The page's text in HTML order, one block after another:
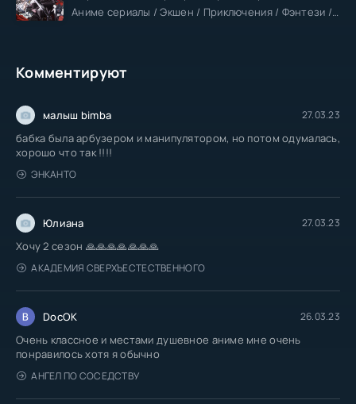
мире
Аниме сериалы / Экшен / Приключения / Фэнтези / Анонсы
Комментируют
малыш bimba 27.03.23
бабка была арбузером и манипулятором, но потом одумалась,
хорошо что так !!!!
ЭНКАНТО
Юлиана 27.03.23
Хочу 2 сезон 🙏🙏🙏🙏🙏🙏🙏
АКАДЕМИЯ СВЕРХЪЕСТЕСТВЕННОГО
DocOK 26.03.23
Очень классное и местами душевное аниме мне очень
понравилось хотя я обычно
АНГЕЛ ПО СОСЕДСТВУ